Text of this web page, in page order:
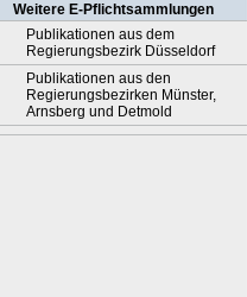
Weitere E-Pflichtsammlungen
Publikationen aus dem
Regierungsbezirk Düsseldorf
Publikationen aus den
Regierungsbezirken Münster,
Arnsberg und Detmold